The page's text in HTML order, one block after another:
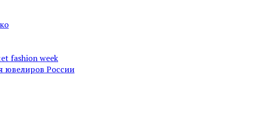
fashion week
ювелиров России